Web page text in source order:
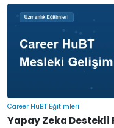
Career HuBT Eğitimleri
Yapay Zeka Destekli